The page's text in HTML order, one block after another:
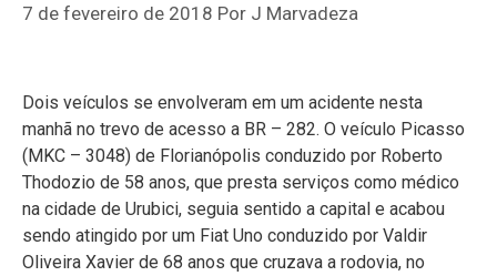
7 de fevereiro de 2018 Por J Marvadeza
Dois veículos se envolveram em um acidente nesta
manhã no trevo de acesso a BR – 282. O veículo Picasso
(MKC – 3048) de Florianópolis conduzido por Roberto
Thodozio de 58 anos, que presta serviços como médico
na cidade de Urubici, seguia sentido a capital e acabou
sendo atingido por um Fiat Uno conduzido por Valdir
Oliveira Xavier de 68 anos que cruzava a rodovia, no